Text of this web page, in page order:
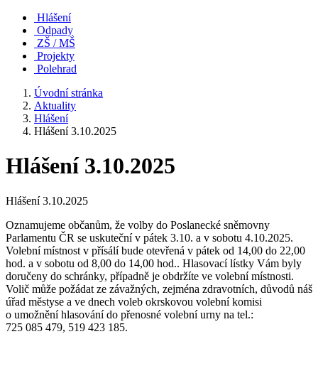
Hlášení
Odpady
ZŠ / MŠ
Projekty
Polehrad
Úvodní stránka
Aktuality
Hlášení
Hlášení 3.10.2025
Hlášení 3.10.2025
Hlášení 3.10.2025
Oznamujeme občanům, že volby do Poslanecké sněmovny
Parlamentu ČR se uskuteční v pátek 3.10. a v sobotu 4.10.2025.
Volební místnost v přísálí bude otevřená v pátek od 14,00 do 22,00
hod. a v sobotu od 8,00 do 14,00 hod.. Hlasovací lístky Vám byly
doručeny do schránky, případně je obdržíte ve volební místnosti.
Volič může požádat ze závažných, zejména zdravotních, důvodů náš
úřad městyse a ve dnech voleb okrskovou volební komisi
o umožnění hlasování do přenosné volební urny na tel.:
725 085 479, 519 423 185.